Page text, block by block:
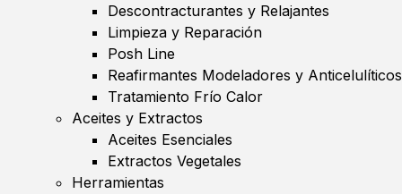
Descontracturantes y Relajantes
Limpieza y Reparación
Posh Line
Reafirmantes Modeladores y Anticelulíticos
Tratamiento Frío Calor
Aceites y Extractos
Aceites Esenciales
Extractos Vegetales
Herramientas